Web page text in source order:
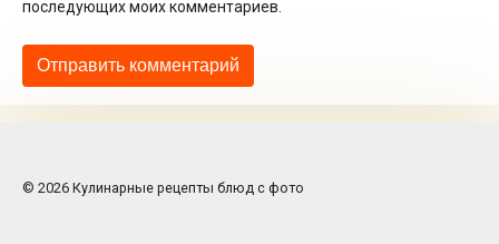
последующих моих комментариев.
© 2026 Кулинарные рецепты блюд с фото